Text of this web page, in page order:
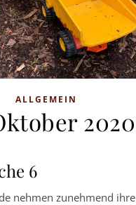
ALLGEMEIN
2020
6
nehmen zunehmend ihre